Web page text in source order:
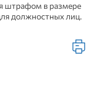
штрафом в размере
должностных лиц.